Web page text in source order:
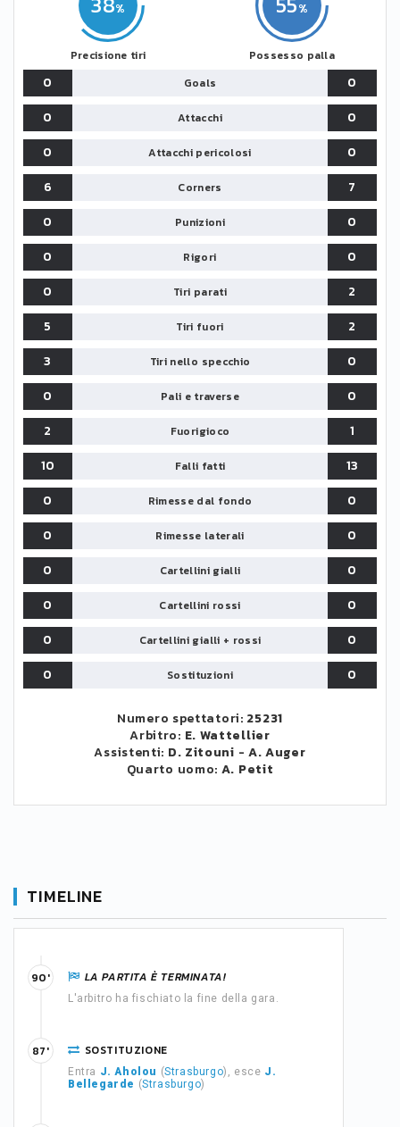
Precisione tiri Possesso palla
0 Goals
0
0
Attacchi
0
0
Attacchi pericolosi
0
6
Corners
7
0
Punizioni
0
0
Rigori
0
0
Tiri parati
2
5
Tiri fuori
2
3
Tiri nello specchio
0
0
Pali e traverse
0
2
Fuorigioco
1
10
Falli fatti
13
0
Rimesse dal fondo
0
0
Rimesse laterali
0
0
Cartellini gialli
0
0
Cartellini rossi
0
0
Cartellini gialli + rossi
0
0
Sostituzioni 0
Numero spettatori: 25231
Arbitro: E. Wattellier
Assistenti: D. Zitouni - A. Auger
Quarto uomo: A. Petit
TIMELINE
LA PARTITA È TERMINATA!
L'arbitro ha fischiato la fine della gara.
90'
SOSTITUZIONE
Entra J. Aholou (Strasburgo), esce J.
Bellegarde (Strasburgo)
87'